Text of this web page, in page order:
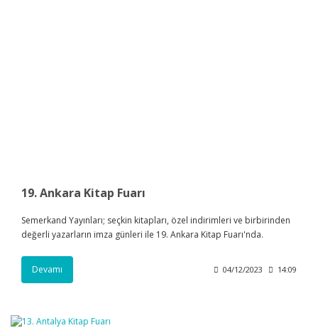
19. Ankara Kitap Fuarı
Semerkand Yayınları; seçkin kitapları, özel indirimleri ve birbirinden
değerli yazarların imza günleri ile 19. Ankara Kitap Fuarı'nda.
Devamı 04/12/2023 14:09